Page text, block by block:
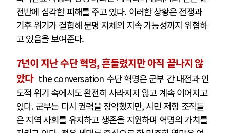
전반에 심각한 피해를 주고 있다. 이러한 상황은 전쟁과
기후 위기가 결합해 문명 자체의 지속 가능성까지 위협하
고 있음을 보여준다.
7년이 지난 수단 혁명, 흔들렸지만 아직 끝나지 않
았다 the conversation 수단 혁명은 군부 간 내전과 인
도적 위기 속에서도 완전히 사라지지 않고 계속 이어지고
있다. 군부는 다시 권력을 장악했지만, 시민 저항 조직들
은 지역 사회를 유지하고 생존을 지원하며 혁명의 가치를